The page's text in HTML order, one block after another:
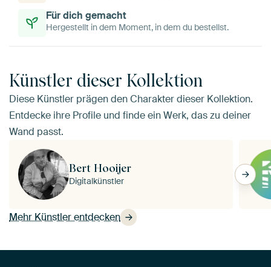
Für dich gemacht
Hergestellt in dem Moment, in dem du bestellst.
Künstler dieser Kollektion
Diese Künstler prägen den Charakter dieser Kollektion.
Entdecke ihre Profile und finde ein Werk, das zu deiner
Wand passt.
Mehr Künstler entdecken
Bert Hooijer
Digitalkünstler